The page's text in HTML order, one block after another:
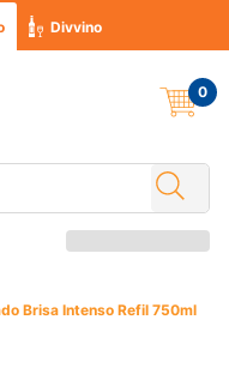
Divvino
0
Brisa Intenso Refil 750ml